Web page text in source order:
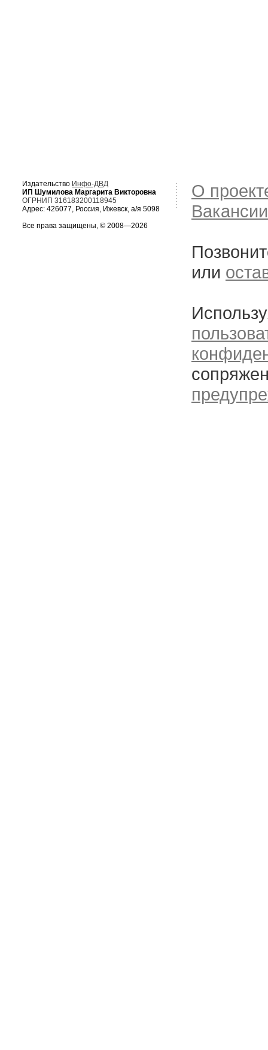
Издательство Инфо-ДВД
ИП Шумилова Маргарита Викторовна
ОГРНИП 316183200118945
Адрес: 426077, Россия, Ижевск, а/я 5098
Все права защищены, © 2008—2026
О
Вакансии
или